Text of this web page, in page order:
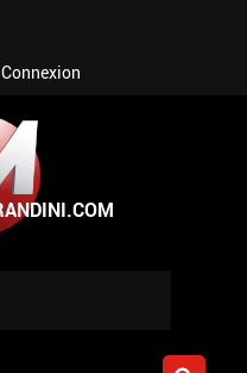
Connexion